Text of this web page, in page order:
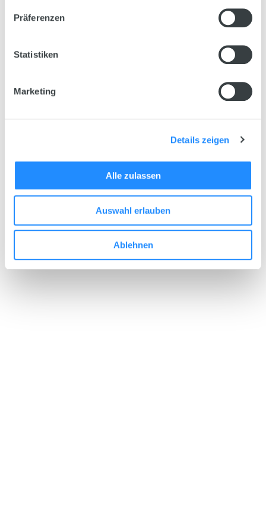
Präferenzen
Statistiken
Marketing
Details zeigen
Alle zulassen
Auswahl erlauben
Ablehnen